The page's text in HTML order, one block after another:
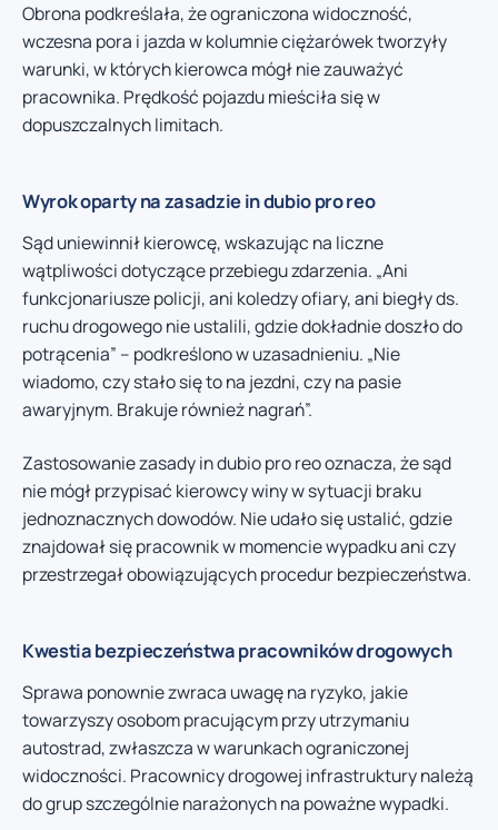
Obrona podkreślała, że ograniczona widoczność,
wczesna pora i jazda w kolumnie ciężarówek tworzyły
warunki, w których kierowca mógł nie zauważyć
pracownika. Prędkość pojazdu mieściła się w
dopuszczalnych limitach.
Wyrok oparty na zasadzie in dubio pro reo
Sąd uniewinnił kierowcę, wskazując na liczne
wątpliwości dotyczące przebiegu zdarzenia. „Ani
funkcjonariusze policji, ani koledzy ofiary, ani biegły ds.
ruchu drogowego nie ustalili, gdzie dokładnie doszło do
potrącenia” – podkreślono w uzasadnieniu. „Nie
wiadomo, czy stało się to na jezdni, czy na pasie
awaryjnym. Brakuje również nagrań”.
Zastosowanie zasady in dubio pro reo oznacza, że sąd
nie mógł przypisać kierowcy winy w sytuacji braku
jednoznacznych dowodów. Nie udało się ustalić, gdzie
znajdował się pracownik w momencie wypadku ani czy
przestrzegał obowiązujących procedur bezpieczeństwa.
Kwestia bezpieczeństwa pracowników drogowych
Sprawa ponownie zwraca uwagę na ryzyko, jakie
towarzyszy osobom pracującym przy utrzymaniu
autostrad, zwłaszcza w warunkach ograniczonej
widoczności. Pracownicy drogowej infrastruktury należą
do grup szczególnie narażonych na poważne wypadki.